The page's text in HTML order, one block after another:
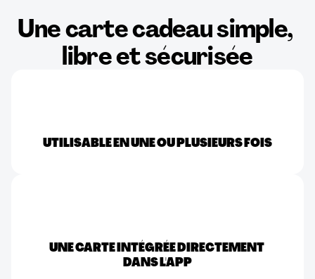
Une carte cadeau simple,
libre et sécurisée
UTILISABLE EN UNE OU PLUSIEURS FOIS
UNE CARTE INTÉGRÉE DIRECTEMENT
DANS L'APP